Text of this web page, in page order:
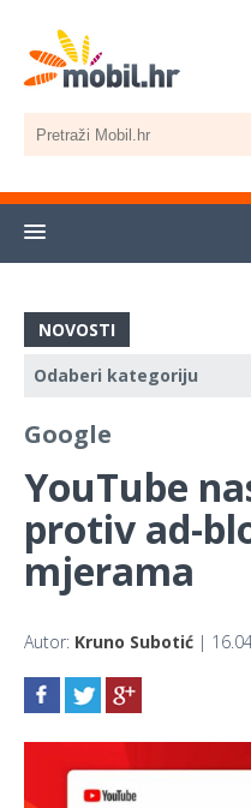
NOVOSTI
Google
YouTube
protiv ad-
mjerama
Autor: Kruno Subotić |